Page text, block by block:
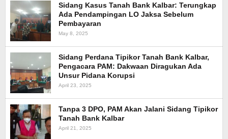
Sidang Kasus Tanah Bank Kalbar: Terungkap
Ada Pendampingan LO Jaksa Sebelum
Pembayaran
May 8, 2025
Sidang Perdana Tipikor Tanah Bank Kalbar,
Pengacara PAM: Dakwaan Diragukan Ada
Unsur Pidana Korupsi
April 23, 2025
Tanpa 3 DPO, PAM Akan Jalani Sidang Tipikor
Tanah Bank Kalbar
April 21, 2025